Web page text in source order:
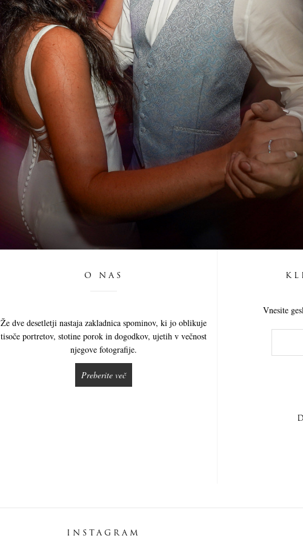
O NAS
Že dve desetletji nastaja zakladnica spominov, ki jo oblikuje
tisoče portretov, stotine porok in dogodkov, ujetih v večnost
njegove fotografije.
Preberite več
Vnesite
INSTAGRAM